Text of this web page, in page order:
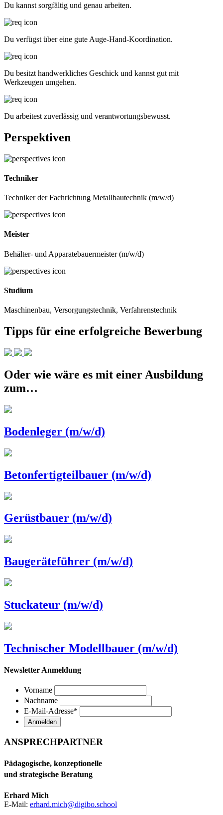
Du kannst sorgfältig und genau arbeiten.
Du verfügst über eine gute Auge-Hand-Koordination.
Du besitzt handwerkliches Geschick und kannst gut mit
Werkzeugen umgehen.
Du arbeitest zuverlässig und verantwortungsbewusst.
Perspektiven
Techniker
Techniker der Fachrichtung Metallbautechnik (m/w/d)
Meister
Behälter- und Apparatebauermeister (m/w/d)
Studium
Maschinenbau, Versorgungstechnik, Verfahrenstechnik
Tipps für eine erfolgreiche Bewerbung
Oder wie wäre es mit einer Ausbildung
zum…
Bodenleger (m/w/d)
Betonfertigteilbauer (m/w/d)
Gerüstbauer (m/w/d)
Baugeräteführer (m/w/d)
Stuckateur (m/w/d)
Technischer Modellbauer (m/w/d)
Newsletter Anmeldung
Vorname
Nachname
E-Mail-Adresse*
ANSPRECHPARTNER
Pädagogische, konzeptionelle
und strategische Beratung
Erhard Mich
E-Mail: erhard.mich@digibo.school